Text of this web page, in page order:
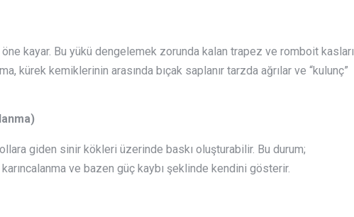
kayar. Bu yükü dengelemek zorunda kalan trapez ve romboit kasları
kürek kemiklerinin arasında bıçak saplanır tarzda ağrılar ve “kulunç”
giden sinir kökleri üzerinde baskı oluşturabilir. Bu durum;
ve bazen güç kaybı şeklinde kendini gösterir.